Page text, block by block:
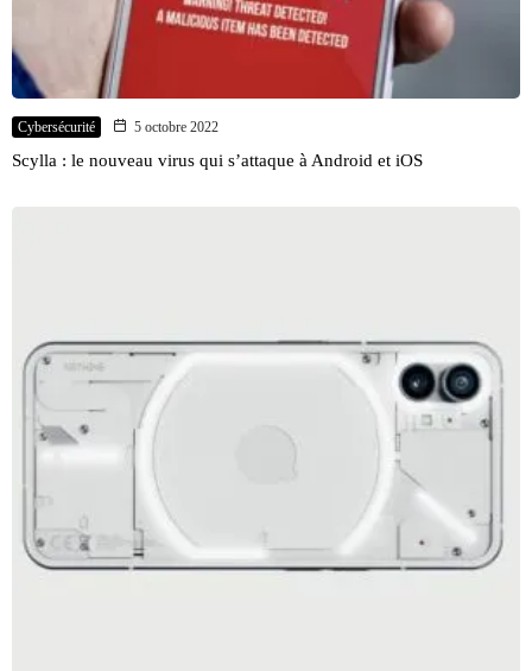
Cybersécurité 5 octobre 2022
Scylla : le nouveau virus qui s’attaque à Android et iOS